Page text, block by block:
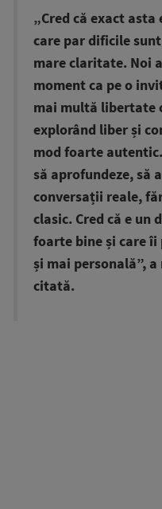
„Cred că exact
care par dificile
mare claritate. Noi
moment ca pe o
mai multă libertate
explorând liber și
mod foarte
să aprofundeze, să
conversații reale,
clasic. Cred că e un
foarte bine și care
și mai personală”,
citată.